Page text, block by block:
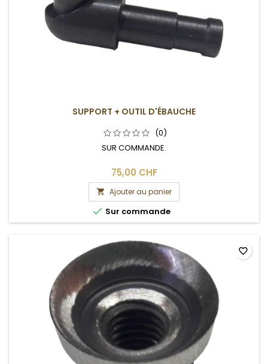
SUPPORT + OUTIL D'ÉBAUCHE
(0)
SUR COMMANDE.
75,00 CHF
 Ajouter au panier
 Sur commande
favorite_border